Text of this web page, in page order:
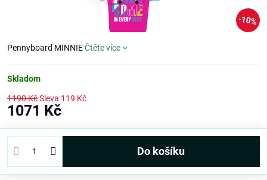
10%
Pennyboard MINNIEČtěte více
Skladom
1190 KčSleva 119 Kč
1071 Kč
Do košíku